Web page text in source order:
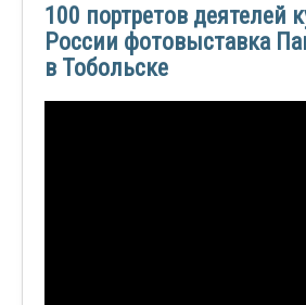
100 портретов деятелей
России фотовыставка
в Тобольске